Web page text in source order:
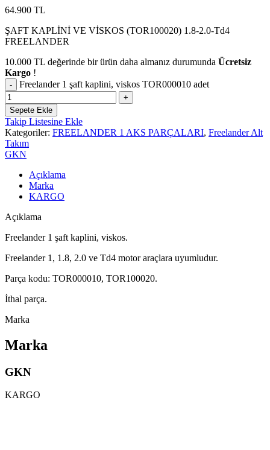
64.900 TL
ŞAFT KAPLİNİ VE VİSKOS (TOR100020) 1.8-2.0-Td4
FREELANDER
10.000 TL değerinde bir ürün daha almanız durumunda Ücretsiz
Kargo !
Freelander 1 şaft kaplini, viskos TOR000010 adet
Sepete Ekle
Takip Listesine Ekle
Kategoriler: FREELANDER 1 AKS PARÇALARI, Freelander Alt
Takım
GKN
Açıklama
Marka
KARGO
Açıklama
Freelander 1 şaft kaplini, viskos.
Freelander 1, 1.8, 2.0 ve Td4 motor araçlara uyumludur.
Parça kodu: TOR000010, TOR100020.
İthal parça.
Marka
Marka
GKN
KARGO